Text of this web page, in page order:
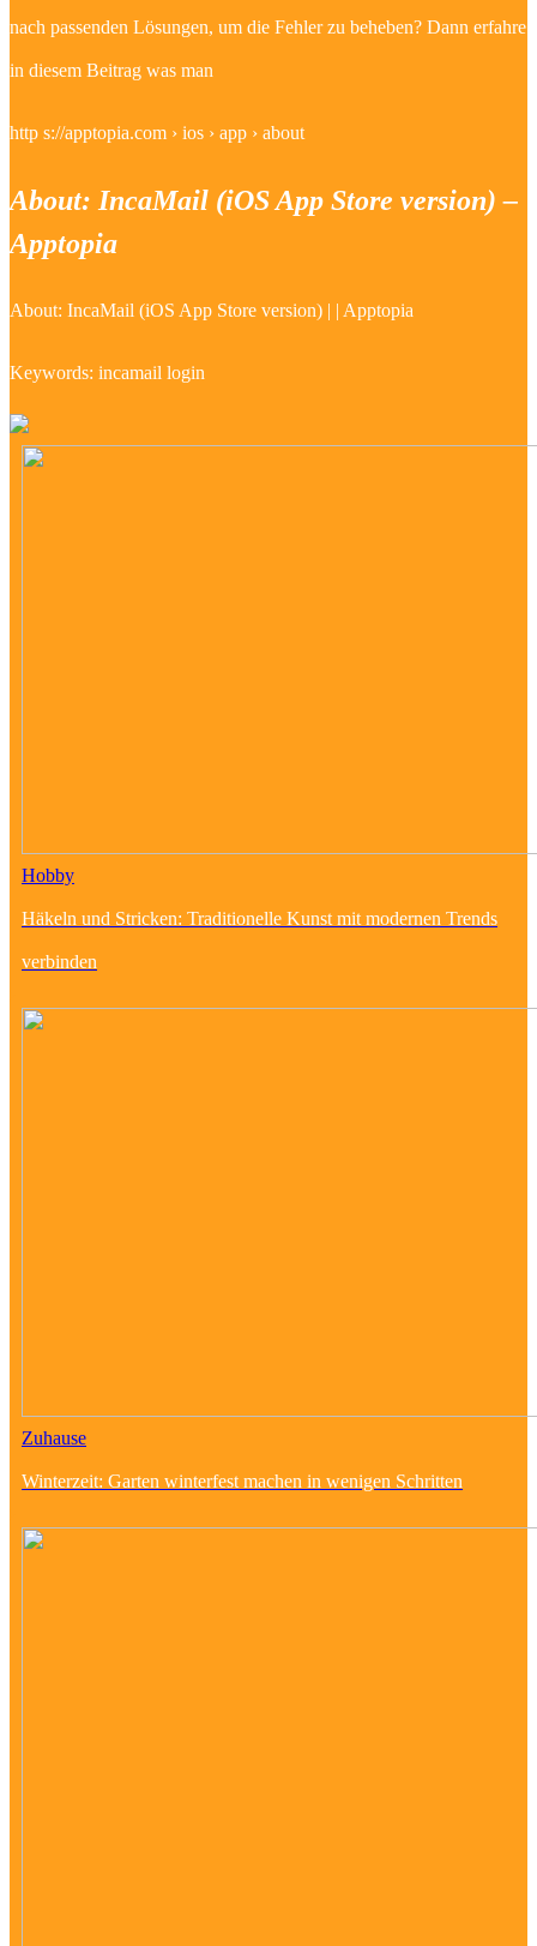
nach passenden Lösungen, um die Fehler zu beheben? Dann erfahre
in diesem Beitrag was man
http s://apptopia.com › ios › app › about
About: IncaMail (iOS App Store version) –
Apptopia
About: IncaMail (iOS App Store version) | | Apptopia
Keywords: incamail login
Hobby
Häkeln und Stricken: Traditionelle Kunst mit modernen Trends
verbinden
Zuhause
Winterzeit: Garten winterfest machen in wenigen Schritten